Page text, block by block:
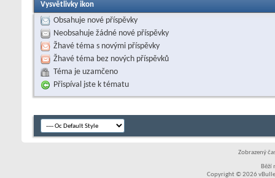
Vysvětlivky ikon
Obsahuje nové příspěvky
Neobsahuje žádné nové příspěvky
Žhavé téma s novými příspěvky
Žhavé téma bez nových příspěvků
Téma je uzamčeno
Přispíval jste k tématu
Zobrazený
Běží
Copyright © 2026